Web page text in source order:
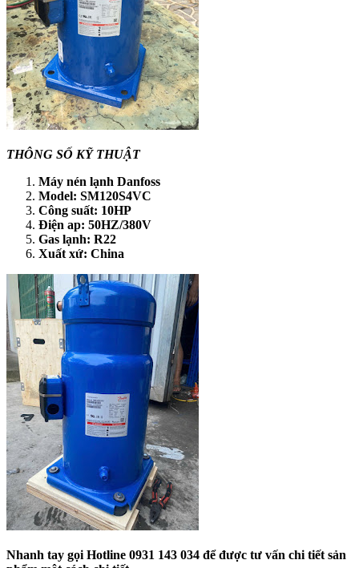
THÔNG SỐ KỸ THUẬT
Máy nén lạnh Danfoss
Model: SM120S4VC
Công suất: 10HP
Điện ap: 50HZ/380V
Gas lạnh: R22
Xuất xứ: China
Nhanh tay gọi Hotline 0931 143 034 để được tư vấn chi tiết sản